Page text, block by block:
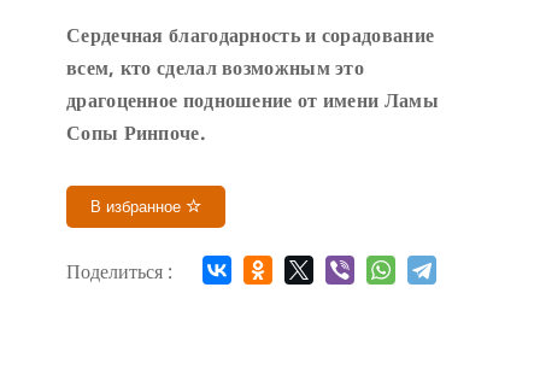
Сердечная благодарность и сорадование
всем, кто сделал возможным это
драгоценное подношение от имени Ламы
Сопы Ринпоче.
В избранное
Поделиться :